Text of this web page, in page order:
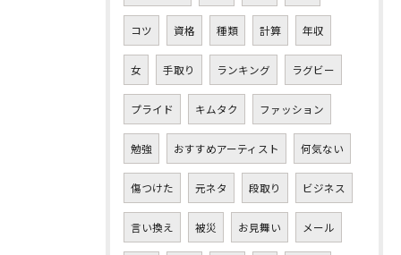
コツ 資格 種類 計算 年収
女 手取り ランキング ラグビー
プライド キムタク ファッション
勉強 おすすめアーティスト 何気ない
傷つけた 元ネタ 段取り ビジネス
言い換え 被災 お見舞い メール